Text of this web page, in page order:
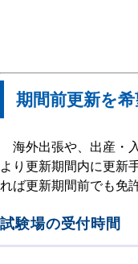
期間前更新を
海外出張や、出産・
より更新期間内に更新
れば更新期間前でも免
試験場の受付時間